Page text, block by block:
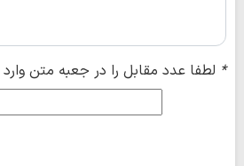
* لطفا عدد مقابل را در جعبه متن وارد